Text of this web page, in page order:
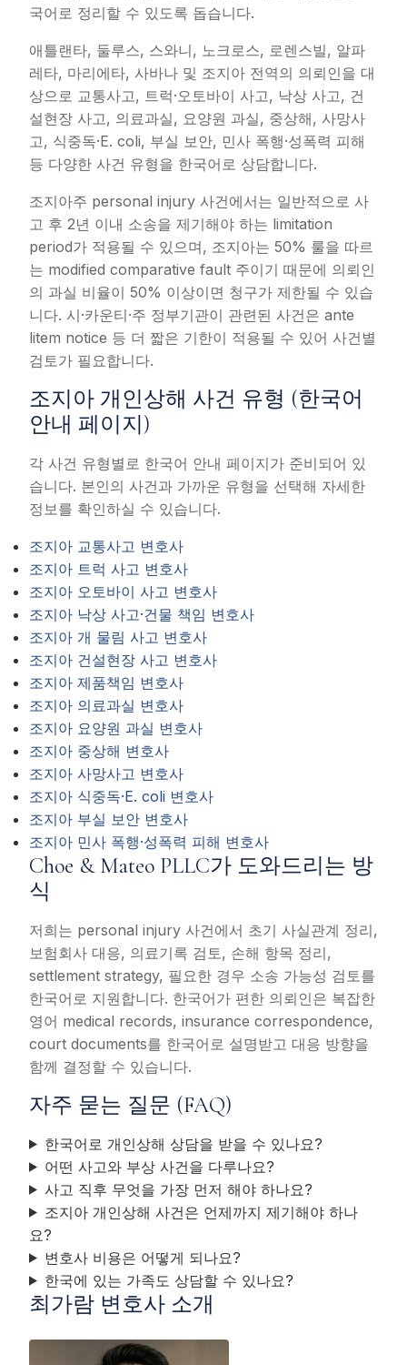
국어로 정리할 수 있도록 돕습니다.
애틀랜타, 둘루스, 스와니, 노크로스, 로렌스빌, 알파
레타, 마리에타, 사바나 및 조지아 전역의 의뢰인을 대
상으로 교통사고, 트럭·오토바이 사고, 낙상 사고, 건
설현장 사고, 의료과실, 요양원 과실, 중상해, 사망사
고, 식중독·E. coli, 부실 보안, 민사 폭행·성폭력 피해
등 다양한 사건 유형을 한국어로 상담합니다.
조지아주 personal injury 사건에서는 일반적으로 사
고 후 2년 이내 소송을 제기해야 하는 limitation
period가 적용될 수 있으며, 조지아는 50% 룰을 따르
는 modified comparative fault 주이기 때문에 의뢰인
의 과실 비율이 50% 이상이면 청구가 제한될 수 있습
니다. 시·카운티·주 정부기관이 관련된 사건은 ante
litem notice 등 더 짧은 기한이 적용될 수 있어 사건별
검토가 필요합니다.
조지아 개인상해 사건 유형 (한국어
안내 페이지)
각 사건 유형별로 한국어 안내 페이지가 준비되어 있
습니다. 본인의 사건과 가까운 유형을 선택해 자세한
정보를 확인하실 수 있습니다.
조지아 교통사고 변호사
조지아 트럭 사고 변호사
조지아 오토바이 사고 변호사
조지아 낙상 사고·건물 책임 변호사
조지아 개 물림 사고 변호사
조지아 건설현장 사고 변호사
조지아 제품책임 변호사
조지아 의료과실 변호사
조지아 요양원 과실 변호사
조지아 중상해 변호사
조지아 사망사고 변호사
조지아 식중독·E. coli 변호사
조지아 부실 보안 변호사
조지아 민사 폭행·성폭력 피해 변호사
Choe & Mateo PLLC가 도와드리는 방
식
저희는 personal injury 사건에서 초기 사실관계 정리,
보험회사 대응, 의료기록 검토, 손해 항목 정리,
settlement strategy, 필요한 경우 소송 가능성 검토를
한국어로 지원합니다. 한국어가 편한 의뢰인은 복잡한
영어 medical records, insurance correspondence,
court documents를 한국어로 설명받고 대응 방향을
함께 결정할 수 있습니다.
자주 묻는 질문 (FAQ)
한국어로 개인상해 상담을 받을 수 있나요?
어떤 사고와 부상 사건을 다루나요?
사고 직후 무엇을 가장 먼저 해야 하나요?
조지아 개인상해 사건은 언제까지 제기해야 하나
요?
변호사 비용은 어떻게 되나요?
한국에 있는 가족도 상담할 수 있나요?
최가람 변호사 소개